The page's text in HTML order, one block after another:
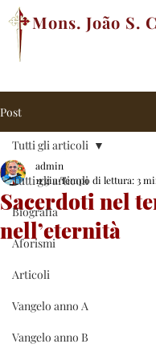
Mons. João S.
Post
Tutti gli articoli
Biografia
Aforismi
Articoli
Vangelo anno A
Vangelo anno B
Tutti gli articoli
Sacerdoti nel
nell’eternità
admin
11 giu Tempo di lettura: 3